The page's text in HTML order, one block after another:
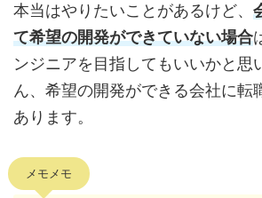
本当はやりたいことがあるけど、
て希望の開発ができていない場合
ンジニアを目指してもいいかと思
ん、希望の開発ができる会社に転
あります。
メモメモ